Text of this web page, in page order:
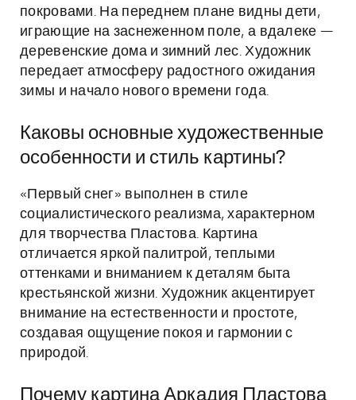
покровами. На переднем плане видны дети,
играющие на заснеженном поле, а вдалеке —
деревенские дома и зимний лес. Художник
передает атмосферу радостного ожидания
зимы и начало нового времени года.
Каковы основные художественные
особенности и стиль картины?
«Первый снег» выполнен в стиле
социалистического реализма, характерном
для творчества Пластова. Картина
отличается яркой палитрой, теплыми
оттенками и вниманием к деталям быта
крестьянской жизни. Художник акцентирует
внимание на естественности и простоте,
создавая ощущение покоя и гармонии с
природой.
Почему картина Аркадия Пластова